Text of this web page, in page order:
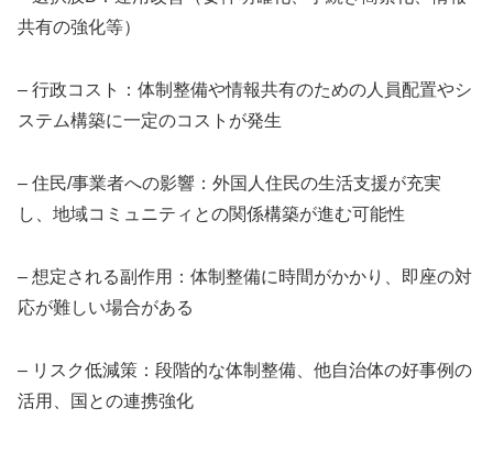
共有の強化等）
– 行政コスト：体制整備や情報共有のための人員配置やシ
ステム構築に一定のコストが発生
– 住民/事業者への影響：外国人住民の生活支援が充実
し、地域コミュニティとの関係構築が進む可能性
– 想定される副作用：体制整備に時間がかかり、即座の対
応が難しい場合がある
– リスク低減策：段階的な体制整備、他自治体の好事例の
活用、国との連携強化